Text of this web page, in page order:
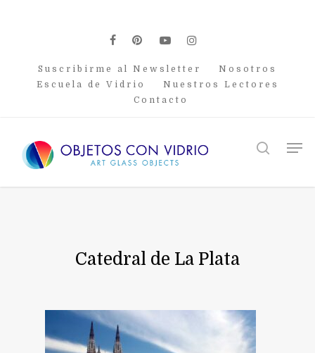
facebook
pinterest
youtubeinstagram
Suscribirme al Newsletter
Nosotros
Escuela de Vidrio
Nuestros Lectores
Contacto
search
Catedral de La Plata